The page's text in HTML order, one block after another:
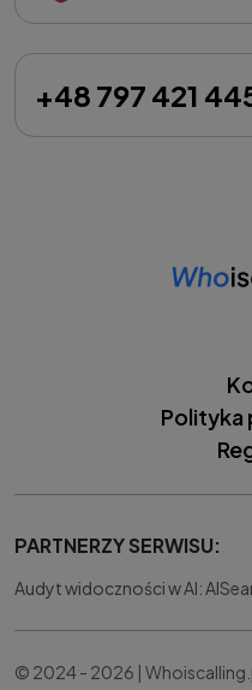
+48 797 421
Polityka
PARTNERZY SERWISU:
Audyt widoczności w AI:
© 2024 - 2026 |